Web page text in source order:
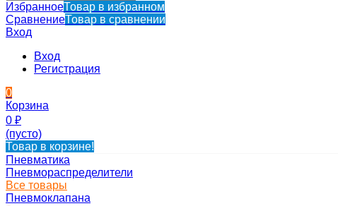
ИзбранноеТовар в избранном
СравнениеТовар в сравнении
Вход
Вход
Регистрация
0
Корзина
0 ₽
(пусто)
Товар в корзине!
Пневматика
Пневмораспределители
Все товары
Пневмоклапана